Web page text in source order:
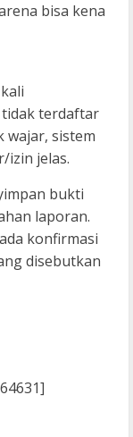
bisa kena
terdaftar
wajar, sistem
izin jelas.
bukti
laporan.
konfirmasi
disebutkan